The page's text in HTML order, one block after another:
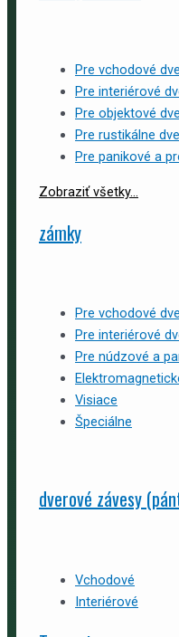
Pre vchodové
Pre interiérové
Pre objektové
Pre rustikálne
Pre panikové a
Zobraziť všetky...
zámky
Pre vchodové
Pre interiérové
Pre núdzové a
Visiace
Špeciálne
dverové závesy
Vchodové
Interiérové